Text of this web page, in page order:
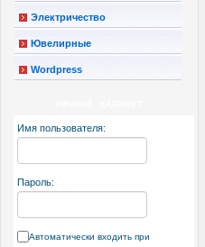
Электричество
Ювелирные
Wordpress
Имя пользователя:
Пароль:
Автоматически входить при